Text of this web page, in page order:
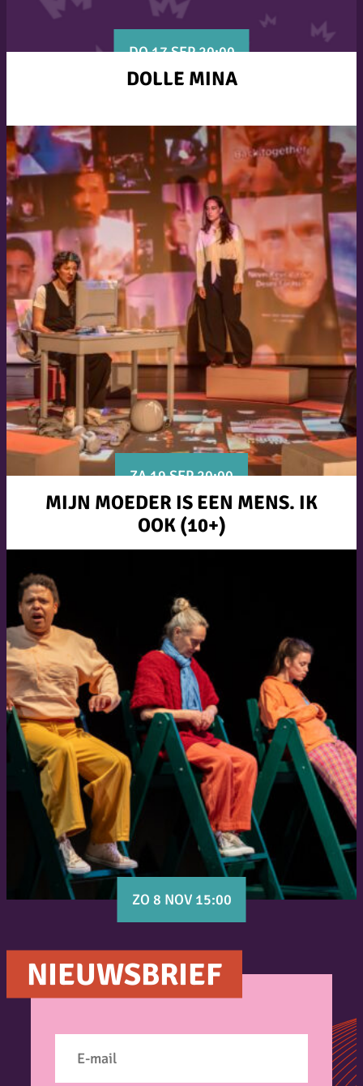
DO 17 SEP 20:00
DOLLE MINA
ZA 19 SEP 20:00
MIJN MOEDER IS EEN MENS. IK
OOK (10+)
ZO 8 NOV 15:00
NIEUWSBRIEF